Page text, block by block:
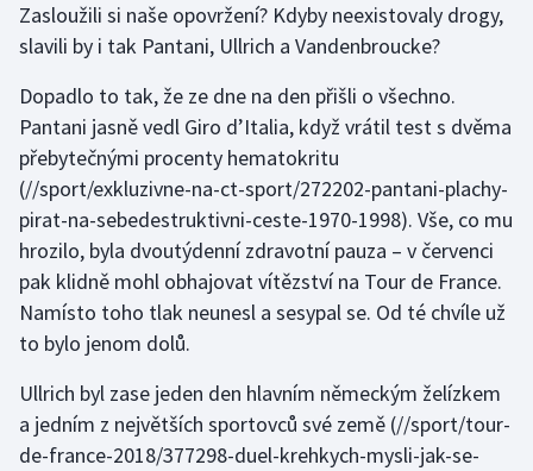
Zasloužili si naše opovržení? Kdyby neexistovaly drogy,
slavili by i tak Pantani, Ullrich a Vandenbroucke?
Dopadlo to tak, že ze dne na den přišli o všechno.
Pantani jasně vedl Giro d’Italia, když vrátil test s dvěma
přebytečnými procenty hematokritu
(//sport/exkluzivne-na-ct-sport/272202-pantani-plachy-
pirat-na-sebedestruktivni-ceste-1970-1998). Vše, co mu
hrozilo, byla dvoutýdenní zdravotní pauza – v červenci
pak klidně mohl obhajovat vítězství na Tour de France.
Namísto toho tlak neunesl a sesypal se. Od té chvíle už
to bylo jenom dolů.
Ullrich byl zase jeden den hlavním německým želízkem
a jedním z největších sportovců své země (//sport/tour-
de-france-2018/377298-duel-krehkych-mysli-jak-se-